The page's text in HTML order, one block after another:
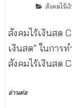
สังคมไร้เ
สังคมไร้เงินสด
เงินสด” ในการ
สังคมไร้เงินสด
อ่านต่อ